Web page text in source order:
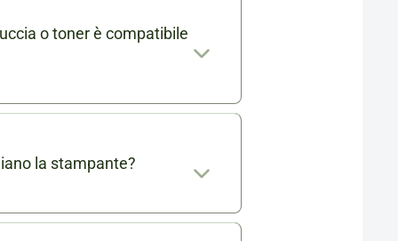
o toner è compatibile
trovi l'elenco completo
la stampante?
testate e certificate per